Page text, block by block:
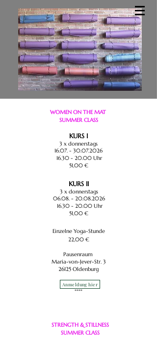
P A U S E N R A U M
WOMEN ON THE MAT
SUMMER CLASS
KURS I
3 x donnerstags
16.07. - 30.07.2026
16.30 - 20.00 Uhr
51,00 €
KURS II
3 x donnerstags
06.08. - 20.08.2026
16.30 - 20.00Uhr
51,00 €
Einzelne Yoga-Stunde
22,00 €
Pausenraum
Maria-von-Jever-Str. 3
26125 Oldenburg
****​
Anmeldung hier
STRENGTH & STILLNESS
SUMMER CLASS